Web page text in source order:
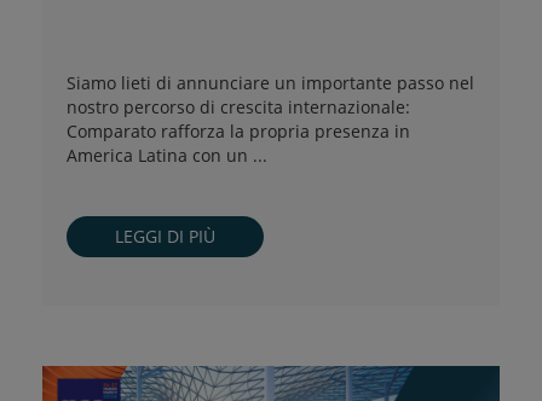
Siamo lieti di annunciare un importante passo nel
nostro percorso di crescita internazionale:
Comparato rafforza la propria presenza in
America Latina con un ...
LEGGI DI PIÙ